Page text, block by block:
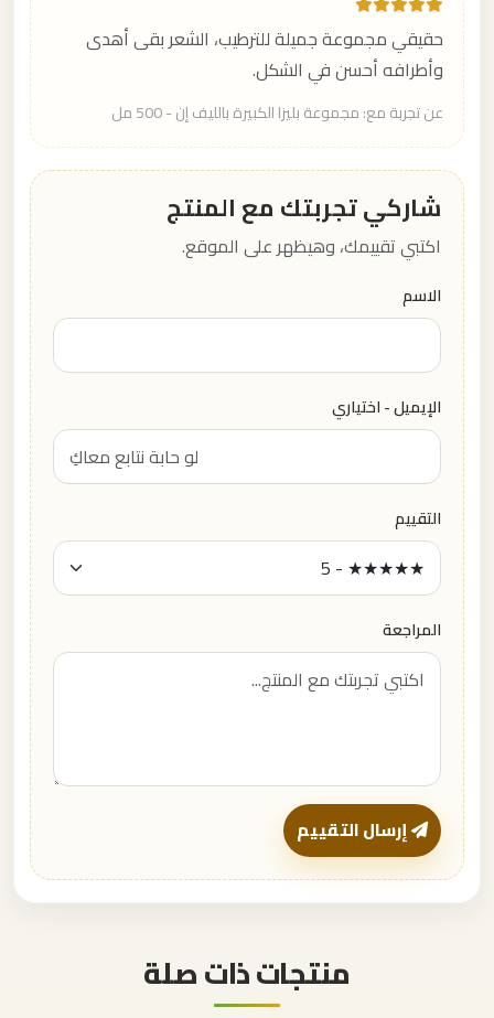
حقيقي مجموعة جميلة للترطيب، الشعر بقى أهدى
وأطرافه أحسن في الشكل.
عن تجربة مع: مجموعة بليزا الكبيرة بالليف إن - 500 مل
شاركي تجربتك مع المنتج
اكتبي تقييمك، وهيظهر على الموقع.
الاسم
الإيميل - اختياري
التقييم
المراجعة
إرسال التقييم
منتجات ذات صلة